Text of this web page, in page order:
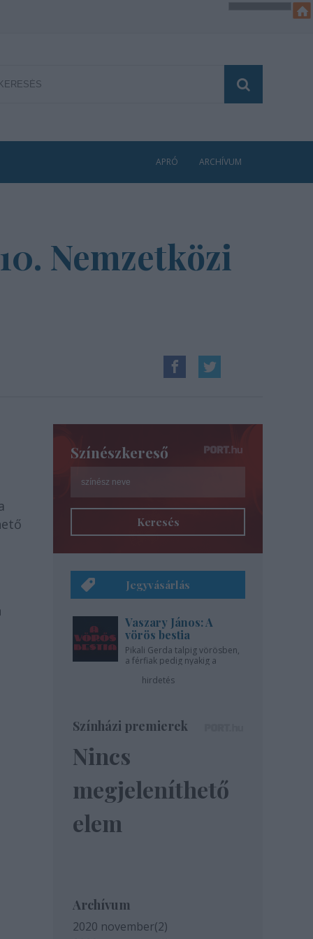
APRÓ ARCHÍVUM
Nemzetközi
Színészkereső
Keresés
Jegyvásárlás
Vaszary János: A
vörös bestia
Pikali Gerda talpig vörösben,
a férfiak pedig nyakig a
hirdetés
Színházi premierek
Nincs
megjeleníthető
elem
Archívum
2020 november(2)